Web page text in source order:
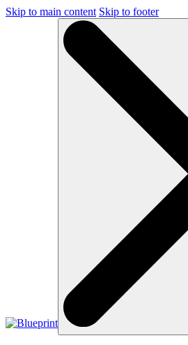
Skip to main content Skip to footer